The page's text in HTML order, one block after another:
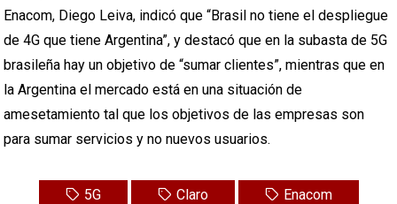
Enacom, Diego Leiva, indicó que “Brasil no tiene el despliegue
de 4G que tiene Argentina”, y destacó que en la subasta de 5G
brasileña hay un objetivo de “sumar clientes”, mientras que en
la Argentina el mercado está en una situación de
amesetamiento tal que los objetivos de las empresas son
para sumar servicios y no nuevos usuarios.
5G Claro
Enacom